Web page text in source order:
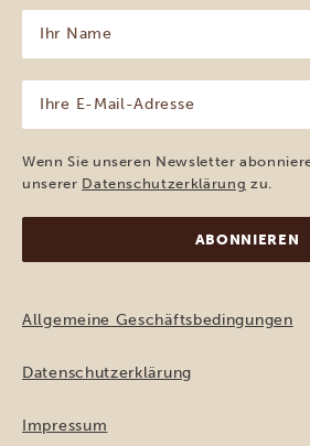
Name
(erforderlich)
Mail-
Adresse
(erforderlich)
Wenn Sie unseren Newsletter
unserer Datenschutzerklärung zu.
Allgemeine Geschäftsbedingungen
Datenschutzerklärung
Impressum